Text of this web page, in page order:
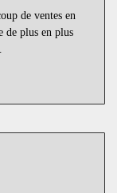
de ventes en
de plus en plus